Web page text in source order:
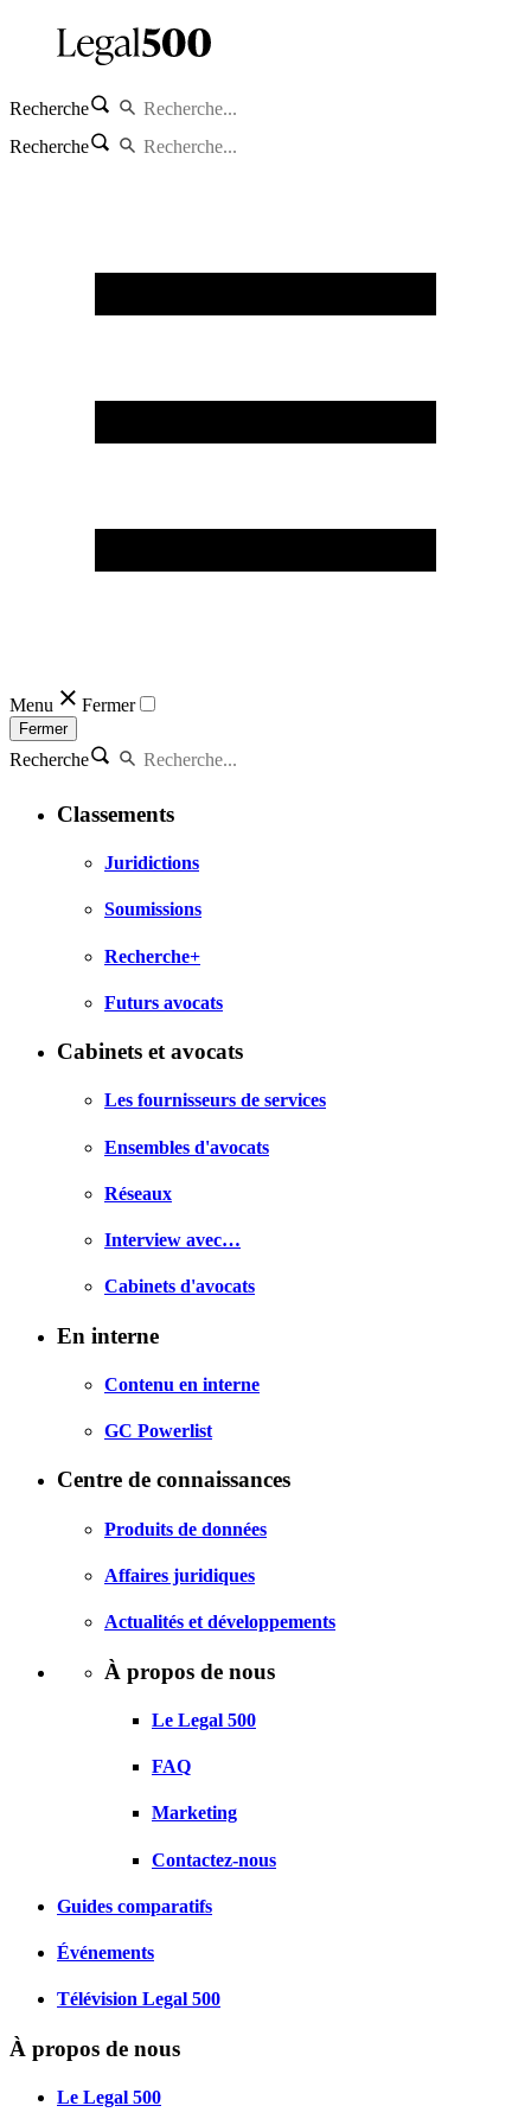
Recherche
Recherche
Menu Fermer
Fermer
Recherche
Classements
Juridictions
Soumissions
Recherche+
Futurs avocats
Cabinets et avocats
Les fournisseurs de services
Ensembles d'avocats
Réseaux
Interview avec…
Cabinets d'avocats
En interne
Contenu en interne
GC Powerlist
Centre de connaissances
Produits de données
Affaires juridiques
Actualités et développements
À propos de nous
Le Legal 500
FAQ
Marketing
Contactez-nous
Guides comparatifs
Événements
Télévision Legal 500
À propos de nous
Le Legal 500